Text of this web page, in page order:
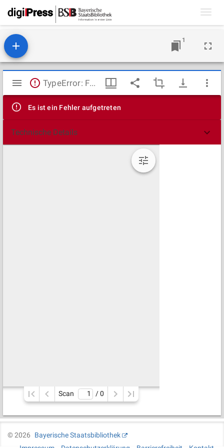
1
Mirador
Viewer
TypeError: Failed to fetch
Es ist ein Fehler aufgetreten
Technische Details
Scan / 0
©2026
Bayerische Staatsbibliothek